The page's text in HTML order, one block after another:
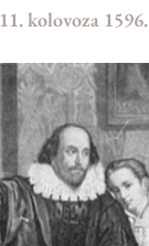
11. kolovoza 1596.